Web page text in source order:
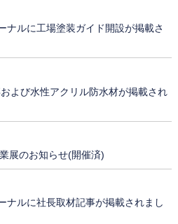
ナルに工場塗装ガイド開設が掲載さ
よび水性アクリル防水材が掲載され
展のお知らせ(開催済)
ナルに社長取材記事が掲載されまし